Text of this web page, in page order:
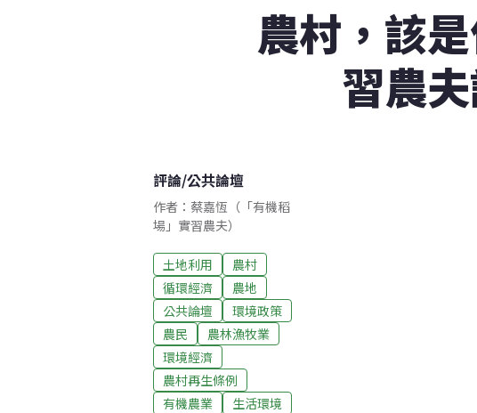
農村，該
習農
評論/公共論壇
作者：蔡嘉恆（「有機稻
場」實習農夫）
土地利用
農村
循環經濟
農地
公共論壇
環境政策
農民
農林漁牧業
環境經濟
農村再生條例
有機農業
生活環境